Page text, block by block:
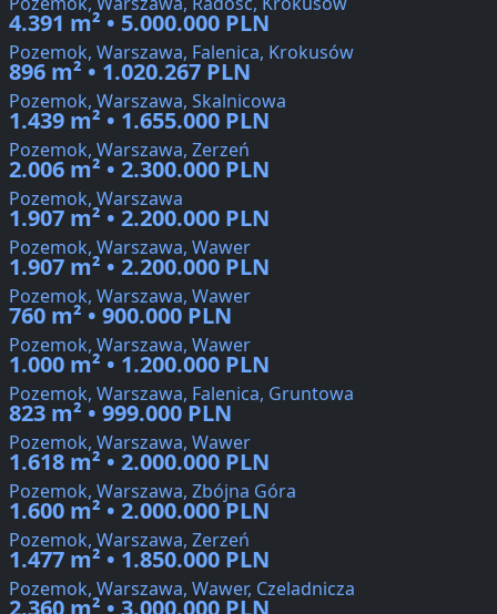
4.391 m² • 5.000.000 PLN
Pozemok, Warszawa, Falenica, Krokusów
896 m² • 1.020.267 PLN
Pozemok, Warszawa, Skalnicowa
1.439 m² • 1.655.000 PLN
Pozemok, Warszawa, Zerzeń
2.006 m² • 2.300.000 PLN
Pozemok, Warszawa
1.907 m² • 2.200.000 PLN
Pozemok, Warszawa, Wawer
1.907 m² • 2.200.000 PLN
Pozemok, Warszawa, Wawer
760 m² • 900.000 PLN
Pozemok, Warszawa, Wawer
1.000 m² • 1.200.000 PLN
Pozemok, Warszawa, Falenica, Gruntowa
823 m² • 999.000 PLN
Pozemok, Warszawa, Wawer
1.618 m² • 2.000.000 PLN
Pozemok, Warszawa, Zbójna Góra
1.600 m² • 2.000.000 PLN
Pozemok, Warszawa, Zerzeń
1.477 m² • 1.850.000 PLN
Pozemok, Warszawa, Wawer, Czeladnicza